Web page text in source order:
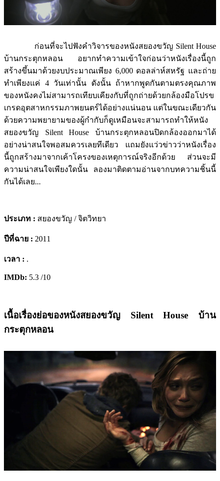
ก่อนที่จะไปฟังคำวิจารของหนังสยองขวัญ Silent House
บ้านกระตุกหลอน อยากทำความเข้าใจก่อนว่าหนังเรื่องนี้ถูก
สร้างขึ้นมาด้วยงบประมาณเพียง 6,000 ดอลล่าห์สหรัฐ และถ่าย
ทำเพียงแค่ 4 วันเท่านั้น ดังนั้น ถ้าหากพูดกันตามตรงคุณภาพ
ของหนังคงไม่สามารถเทียบเคียงกับที่ถูกถ่ายด้วยกล้องมือโปรข
เกรดอุตสาหกรรมภาพยนตร์ได้อย่างแน่นอน แต่ในขณะเดียวกัน
ด้วยความพยายามของผู้กำกับก็ดูเหมือนจะสามารถทำให้หนัง
สยองขวัญ Silent House บ้านกระตุกหลอนปิดกล้องออกมาได้
อย่างน่าสนใจพอสมควรเลยทีเดียว แถมยังแว่วข่าวว่าหนังเรื่อง
นี้ถูกสร้างมาจากเค้าโครงของเหตุการณ์จริงอีกด้วย ส่วนจะมี
ความน่าสนใจเพียงใดนั้น ลองมาติดตามอ่านจากบทความชิ้นนี้
กันได้เลย...
ประเภท : สยองขวัญ / จิตวิทยา
ปีที่ฉาย : 2011
เวลา : .
IMDb: 5.3 /10
เนื้อเรื่องย่อของหนังสยองขวัญ Silent House บ้าน
กระตุกหลอน